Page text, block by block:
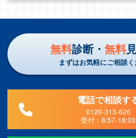
無料診断・ 無料
まずはお気軽にご相談く
電話で相談す
0120-313-626
受付：8:57-18:03